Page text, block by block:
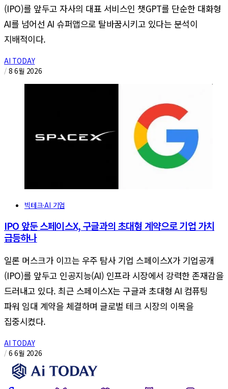
(IPO)를 앞두고 자사의 대표 서비스인 챗GPT를 단순한 대화형
AI를 넘어선 AI 슈퍼앱으로 탈바꿈시키고 있다는 분석이
지배적이다.
AI TODAY
/ 8 6월 2026
빅테크·AI 기업
IPO 앞둔 스페이스X, 구글과의 초대형 계약으로 기업 가치
급등하나
일론 머스크가 이끄는 우주 탐사 기업 스페이스X가 기업공개
(IPO)를 앞두고 인공지능(AI) 인프라 시장에서 강력한 존재감을
드러내고 있다. 최근 스페이스X는 구글과 초대형 AI 컴퓨팅
파워 임대 계약을 체결하며 글로벌 테크 시장의 이목을
집중시켰다.
AI TODAY
/ 6 6월 2026